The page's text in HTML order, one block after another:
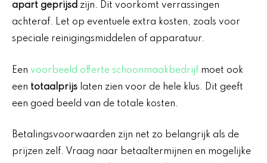
apart geprijsd zijn. Dit voorkomt verrassingen
achteraf. Let op eventuele extra kosten, zoals voor
speciale reinigingsmiddelen of apparatuur.
Een voorbeeld offerte schoonmaakbedrijf moet ook
een totaalprijs laten zien voor de hele klus. Dit geeft
een goed beeld van de totale kosten.
Betalingsvoorwaarden zijn net zo belangrijk als de
prijzen zelf. Vraag naar betaaltermijnen en mogelijke